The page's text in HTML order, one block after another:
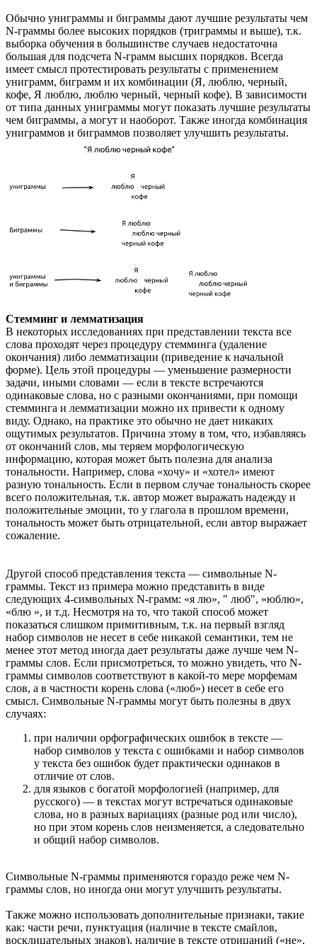
Обычно униграммы и биграммы дают лучшие результаты чем
N-граммы более высоких порядков (триграммы и выше), т.к.
выборка обучения в большинстве случаев недостаточна
большая для подсчета N-грамм высших порядков. Всегда
имеет смысл протестировать результаты с применением
униграмм, биграмм и их комбинации (Я, люблю, черный,
кофе, Я люблю, люблю черный, черный кофе). В зависимости
от типа данных униграммы могут показать лучшие результаты
чем биграммы, а могут и наоборот. Также иногда комбинация
униграммов и биграммов позволяет улучшить результаты.
Стемминг и лемматизация
В некоторых исследованиях при представлении текста все
слова проходят через процедуру стемминга (удаление
окончания) либо лемматизации (приведение к начальной
форме). Цель этой процедуры — уменьшение размерности
задачи, иными словами — если в тексте встречаются
одинаковые слова, но с разными окончаниями, при помощи
стемминга и лемматизации можно их привести к одному
виду. Однако, на практике это обычно не дает никаких
ощутимых результатов. Причина этому в том, что, избавляясь
от окончаний слов, мы теряем морфологическую
информацию, которая может быть полезна для анализа
тональности. Например, слова «хочу» и «хотел» имеют
разную тональность. Если в первом случае тональность скорее
всего положительная, т.к. автор может выражать надежду и
положительные эмоции, то у глагола в прошлом времени,
тональность может быть отрицательной, если автор выражает
сожаление.
Другой способ представления текста — символьные N-
граммы. Текст из примера можно представить в виде
следующих 4-символьных N-грамм: «я лю», " люб", «юблю»,
«блю », и т.д. Несмотря на то, что такой способ может
показаться слишком примитивным, т.к. на первый взгляд
набор символов не несет в себе никакой семантики, тем не
менее этот метод иногда дает результаты даже лучше чем N-
граммы слов. Если присмотреться, то можно увидеть, что N-
граммы символов соответствуют в какой-то мере морфемам
слов, а в частности корень слова («люб») несет в себе его
смысл. Символьные N-граммы могут быть полезны в двух
случаях:
при наличии орфографических ошибок в тексте —
набор символов у текста с ошибками и набор символов
у текста без ошибок будет практически одинаков в
отличие от слов.
для языков с богатой морфологией (например, для
русского) — в текстах могут встречаться одинаковые
слова, но в разных вариациях (разные род или число),
но при этом корень слов неизменяется, а следовательно
и общий набор символов.
Символьные N-граммы применяются гораздо реже чем N-
граммы слов, но иногда они могут улучшить результаты.
Также можно использовать дополнительные признаки, такие
как: части речи, пунктуация (наличие в тексте смайлов,
восклицательных знаков), наличие в тексте отрицаний («не»,